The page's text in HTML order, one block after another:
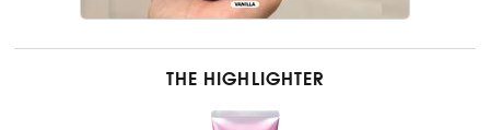
THE HIGHLIGHTER